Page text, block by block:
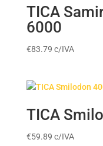
TICA
6000
€83.79 c/IVA
TICA
€59.89 c/IVA